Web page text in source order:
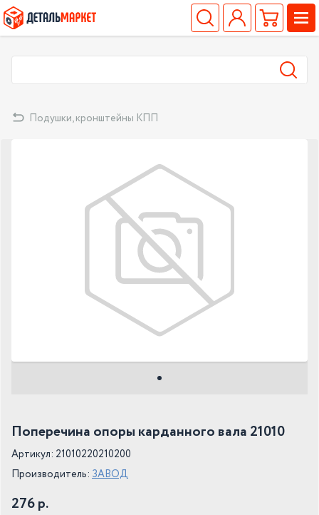
Подушки, кронштейны КПП
Поперечина опоры карданного вала 21010
Артикул: 21010220210200
Производитель: ЗАВОД
276 р.